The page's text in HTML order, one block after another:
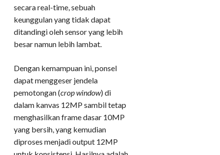
secara real-time, sebuah
keunggulan yang tidak dapat
ditandingi oleh sensor yang lebih
besar namun lebih lambat.
Dengan kemampuan ini, ponsel
dapat menggeser jendela
pemotongan (crop window) di
dalam kanvas 12MP sambil tetap
menghasilkan frame dasar 10MP
yang bersih, yang kemudian
diproses menjadi output 12MP